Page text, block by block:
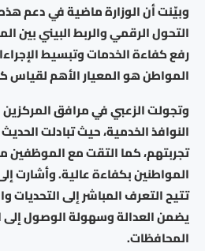
وبيّنت أن الوزارة ماضية في دعم
التحول الرقمي والربط البيني
رفع كفاءة الخدمات وتبسيط
المواطن هو المعيار الأهم لقياس
وتجولت الزعبي في مرافق
النوافذ الخدمية، حيث تبادلت
تجربتهم، كما التقت مع
المواطنين بكفاءة عالية. وأشارت
تتيح التعرف المباشر إلى التحديات
يضمن العدالة وسهولة الوصول
المحافظات.